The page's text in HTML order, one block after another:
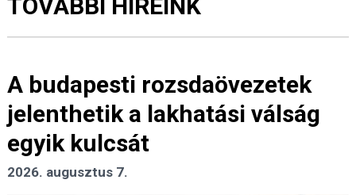
TOVÁBBI HÍREINK
A budapesti rozsdaövezetek
jelenthetik a lakhatási válság
egyik kulcsát
2026. augusztus 7.